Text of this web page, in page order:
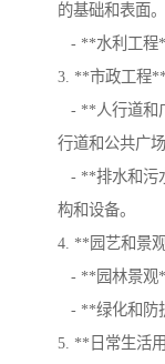
的基础和表面。
- **水利工程
3. **市政工程**
- **人行道和
行道和公共广场
- **排水和污
构和设备。
4. **园艺和景
- **园林景观
- **绿化和防
5. **日常生活